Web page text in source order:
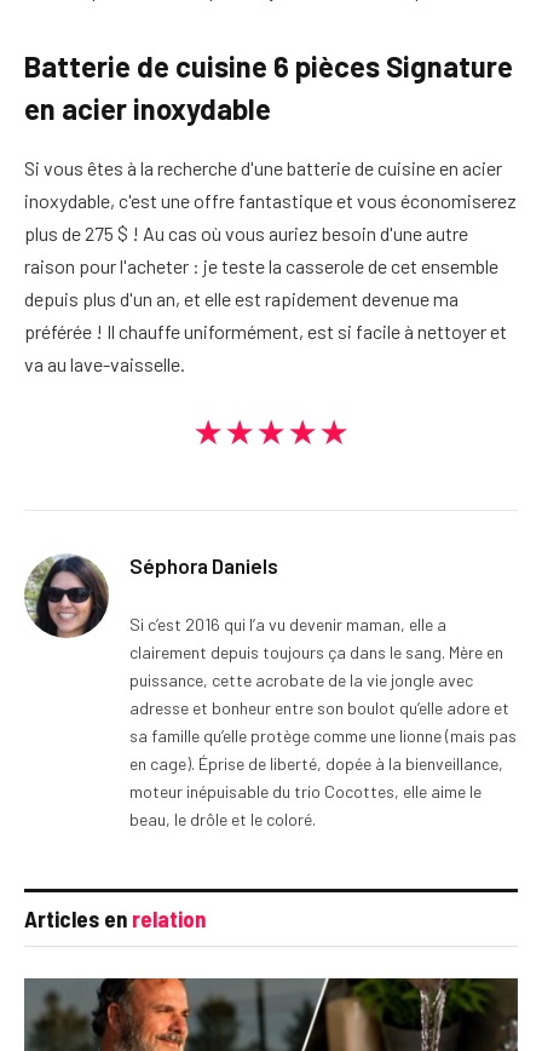
Batterie de cuisine 6 pièces Signature
en acier inoxydable
Si vous êtes à la recherche d'une batterie de cuisine en acier
inoxydable, c'est une offre fantastique et vous économiserez
plus de 275 $ ! Au cas où vous auriez besoin d'une autre
raison pour l'acheter : je teste la casserole de cet ensemble
depuis plus d'un an, et elle est rapidement devenue ma
préférée ! Il chauffe uniformément, est si facile à nettoyer et
va au lave-vaisselle.
★★★★★
Séphora Daniels
Si c’est 2016 qui l’a vu devenir maman, elle a
clairement depuis toujours ça dans le sang. Mère en
puissance, cette acrobate de la vie jongle avec
adresse et bonheur entre son boulot qu’elle adore et
sa famille qu’elle protège comme une lionne (mais pas
en cage). Éprise de liberté, dopée à la bienveillance,
moteur inépuisable du trio Cocottes, elle aime le
beau, le drôle et le coloré.
Articles en relation